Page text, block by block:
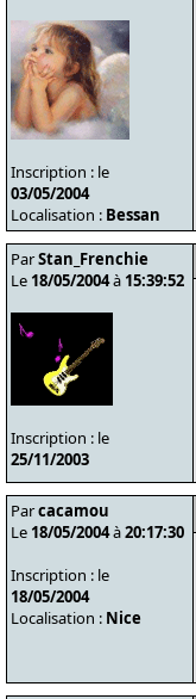
Inscription : le
03/05/2004
Localisation : Bessan
ParStan_Frenchie
Le 18/05/2004à 15:39:52
Inscription : le
25/11/2003
Parcacamou
Le 18/05/2004à20:17:30
Inscription : le
18/05/2004
Localisation : Nice